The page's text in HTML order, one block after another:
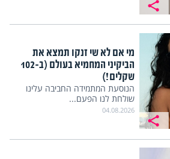
מי אם לא שי זנקו תמצא את
הביקיני המחמיא בעולם (ב-102
שקלים!)
הנוסעת המתמידה החביבה עלינו
שולחת לנו הפעם...
04.08.2026